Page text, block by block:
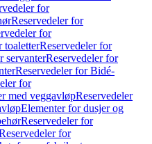
for
Reservedeler for
for
toaletterReservedeler for
servanterReservedeler for
Reservedeler for Bidé-
for
med veggavløpReservedeler
Elementer for dusjer og
Reservedeler for
for